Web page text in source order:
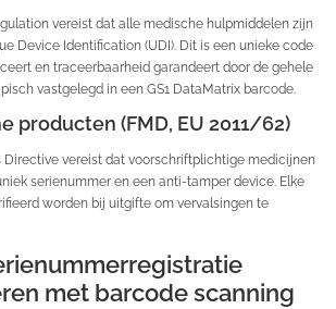
vereist dat alle medische hulpmiddelen zijn
Device Identification (UDI). Dit is een unieke code
en traceerbaarheid garandeert door de gehele
vastgelegd in een GS1 DataMatrix barcode.
producten (FMD, EU 2011/62)
Directive vereist dat voorschriftplichtige medicijnen
serienummer en een anti-tamper device. Elke
worden bij uitgifte om vervalsingen te
met barcode scanning